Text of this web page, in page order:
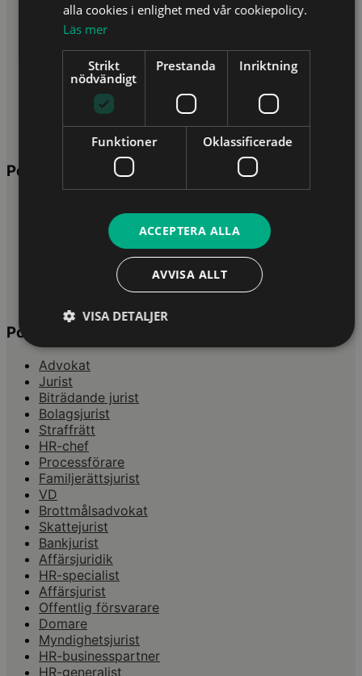
Ekonomichef
Auktoriserad redovisningskonsult
Redovisningsansvarig
Controller
Skatterådgivare
Lönekonsult
Ekonomiassistent
Populära ämnen inom Ekonomi
Redovisning
Företagsekonomi
Fastighetsbeskattning
Fåmansbolagsbeskattning
Populära sökningar inom andra områden
Advokat
Jurist
Biträdande jurist
Bolagsjurist
Straffrätt
HR-chef
Processförare
Familjerättsjurist
VD
Brottmålsadvokat
Skattejurist
Bankjurist
Affärsjuridik
HR-specialist
Affärsjurist
Offentlig försvarare
Domare
Myndighetsjurist
HR-businesspartner
HR-generalist
alla cookies i enlighet med vår cookiepolicy.
Läs mer
Strikt
nödvändigt
Prestanda Inriktning
Funktioner Oklassificerade
ACCEPTERA ALLA
AVVISA ALLT
VISA DETALJER